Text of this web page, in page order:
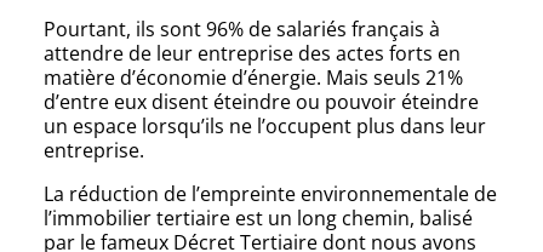
Pourtant, ils sont 96% de salariés français à
attendre de leur entreprise des actes forts en
matière d’économie d’énergie. Mais seuls 21%
d’entre eux disent éteindre ou pouvoir éteindre
un espace lorsqu’ils ne l’occupent plus dans leur
entreprise.
La réduction de l’empreinte environnementale de
l’immobilier tertiaire est un long chemin, balisé
par le fameux Décret Tertiaire dont nous avons